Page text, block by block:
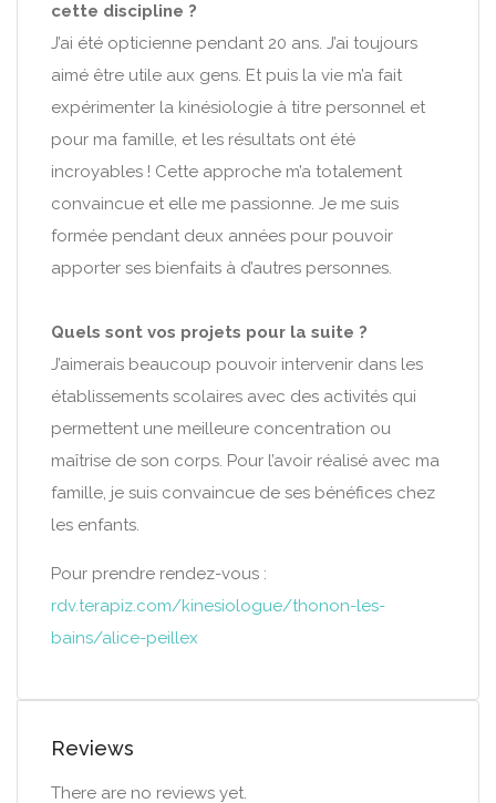
cette discipline ?
J’ai été opticienne pendant 20 ans. J’ai toujours
aimé être utile aux gens. Et puis la vie m’a fait
expérimenter la kinésiologie à titre personnel et
pour ma famille, et les résultats ont été
incroyables ! Cette approche m’a totalement
convaincue et elle me passionne. Je me suis
formée pendant deux années pour pouvoir
apporter ses bienfaits à d’autres personnes.
Quels sont vos projets pour la suite ?
J’aimerais beaucoup pouvoir intervenir dans les
établissements scolaires avec des activités qui
permettent une meilleure concentration ou
maîtrise de son corps. Pour l’avoir réalisé avec ma
famille, je suis convaincue de ses bénéfices chez
les enfants.
Pour prendre rendez-vous :
rdv.terapiz.com/kinesiologue/thonon-les-
bains/alice-peillex
Reviews
There are no reviews yet.